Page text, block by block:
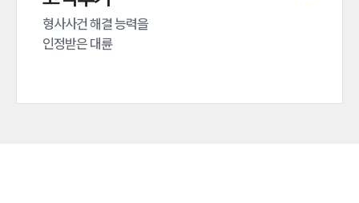
형사사건 해결 능력을
인정받은 대륜